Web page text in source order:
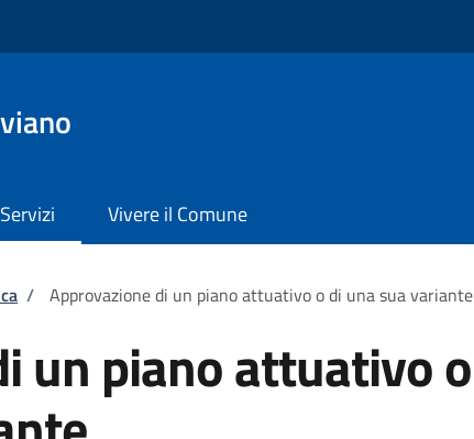
Servizi Vivere il Comune
/ Approvazione di un piano attuativo o di una sua variante
un piano attuativo o